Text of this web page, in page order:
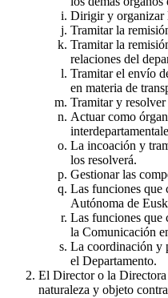
Dirigir y organizar
Tramitar la
Tramitar la
relaciones del
Tramitar el envío
en materia de
Tramitar y
Actuar como
La incoación y
los resolverá.
Gestionar las
Las funciones que
Autónoma de
Las funciones que
la Comunicación
La coordinación y
el Departamento.
El Director o la Directora
naturaleza y objeto